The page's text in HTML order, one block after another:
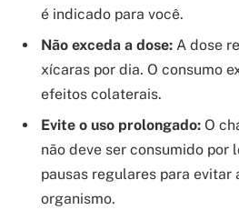
é indicado para você.
Não exceda a dose: A dose
xícaras por dia. O consumo
efeitos colaterais.
Evite o uso prolongado: O
não deve ser consumido por
pausas regulares para evitar
organismo.